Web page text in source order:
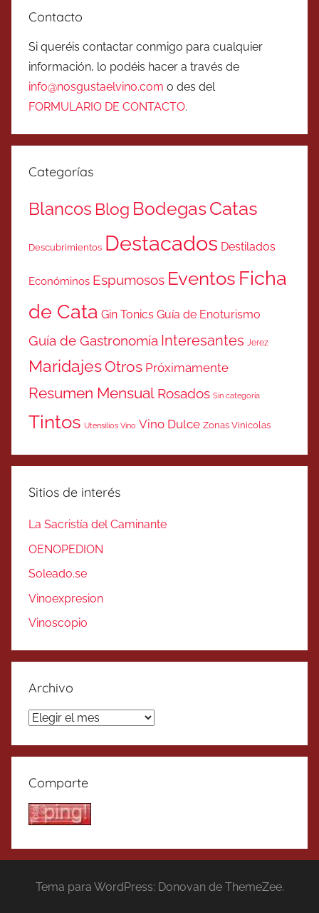
Contacto
Si queréis contactar conmigo para cualquier
información, lo podéis hacer a través de
info@nosgustaelvino.com o des del
FORMULARIO DE CONTACTO.
Categorías
Blancos Blog BodegasCatas
Descubrimientos Destacados Destilados
Económinos Espumosos Eventos Ficha
de Cata Gin Tonics Guía de Enoturismo
Guía de Gastronomía Interesantes Jerez
MaridajesOtros Próximamente
Resumen Mensual Rosados Sin categoría
Tintos Utensilios Vino Vino Dulce Zonas Vinicolas
Sitios de interés
La Sacristía del Caminante
OENOPEDION
Soleado.se
Vinoexpresion
Vinoscopio
Archivo
Archivo
Comparte
Tema para WordPress: Donovan de ThemeZee.